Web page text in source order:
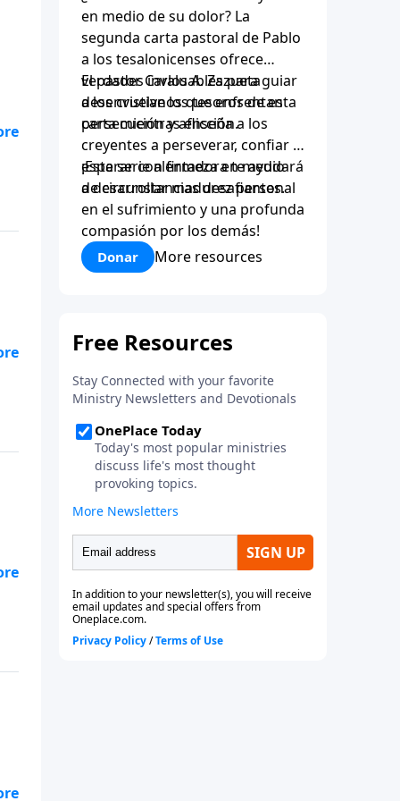
en medio de su dolor? La
segunda carta pastoral de Pablo
a los tesalonicenses ofrece
verdades invaluables para guiar
a los cristianos que enfrentan
persecución y aflicción.
El pastor Carlos A. Zazueta
desenvuelve los tesoros de esta
carta mientras enseña a los
creyentes a perseverar, confiar y
esperar con firmeza en medio
de circunstancias desafiantes.
¡Esta serie alentadora te ayudará
a desarrollar madurez personal
en el sufrimiento y una profunda
compasión por los demás!
Donar More resources